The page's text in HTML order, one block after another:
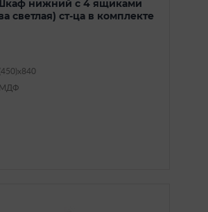
нижний с 4 ящиками
светлая) ст-ца в комплекте
МДФ